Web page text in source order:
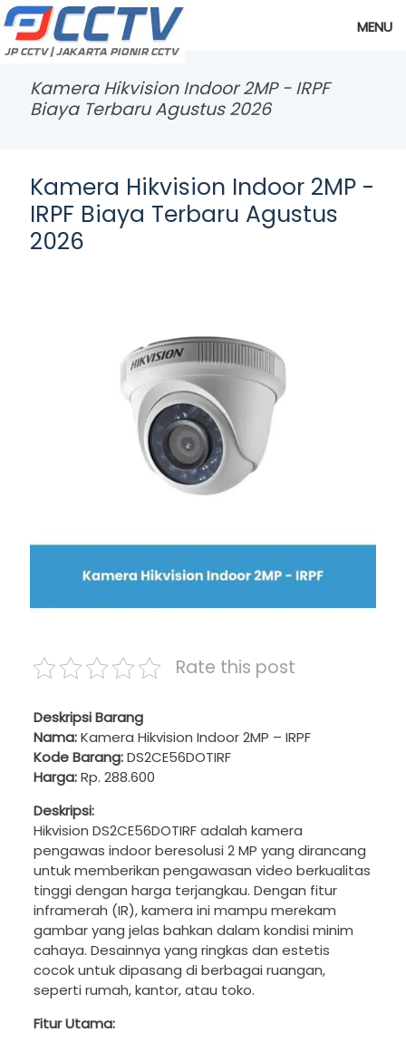
MENU
Kamera Hikvision Indoor 2MP - IRPF
Biaya Terbaru Agustus 2026
Kamera Hikvision Indoor 2MP -
IRPF Biaya Terbaru Agustus
2026
Rate this post
Deskripsi Barang
Nama:Kamera Hikvision Indoor 2MP – IRPF
Kode Barang:DS2CE56DOTIRF
Harga:Rp. 288.600
Deskripsi:
Hikvision DS2CE56DOTIRF adalah kamera
pengawas indoor beresolusi 2 MP yang dirancang
untuk memberikan pengawasan video berkualitas
tinggi dengan harga terjangkau. Dengan fitur
inframerah (IR), kamera ini mampu merekam
gambar yang jelas bahkan dalam kondisi minim
cahaya. Desainnya yang ringkas dan estetis
cocok untuk dipasang di berbagai ruangan,
seperti rumah, kantor, atau toko.
Fitur Utama: